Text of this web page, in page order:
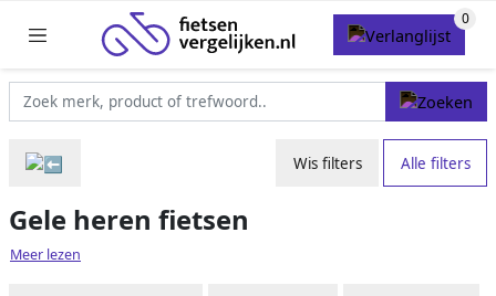
Wis filters Alle filters
Gele heren fietsen
Meer lezen